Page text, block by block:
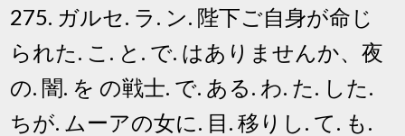
275. ガルセ. ラ. ン. 陛下ご自身が命じ
られた. こ. と. で. はありませんか、夜
の. 闇. を の戦士. で. ある. わ. た. した.
ちが. ムーアの女に. 目. 移りし. て. も.